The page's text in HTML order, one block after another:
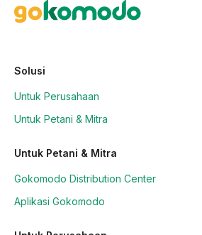
Solusi
Untuk Perusahaan
Untuk Petani & Mitra
Untuk Petani & Mitra
Gokomodo Distribution Center
Aplikasi Gokomodo